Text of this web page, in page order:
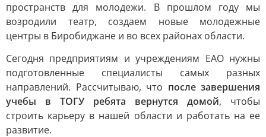
пространств для молодежи. В прошлом году мы
возродили театр, создаем новые молодежные
центры в Биробиджане и во всех районах области.
Сегодня предприятиям и учреждениям ЕАО нужны
подготовленные специалисты самых разных
направлений. Рассчитываю, что после завершения
учебы в ТОГУ ребята вернутся домой, чтобы
строить карьеру в нашей области и работать на ее
развитие.